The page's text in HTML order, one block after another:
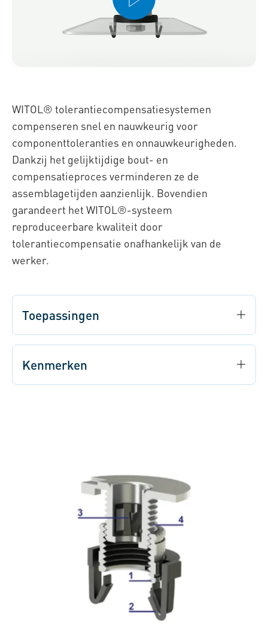
WITOL® tolerantiecompensatiesystemen
compenseren snel en nauwkeurig voor
componenttoleranties en onnauwkeurigheden.
Dankzij het gelijktijdige bout- en
compensatieproces verminderen ze de
assemblagetijden aanzienlijk. Bovendien
garandeert het WITOL®-systeem
reproduceerbare kwaliteit door
tolerantiecompensatie onafhankelijk van de
werker.
Toepassingen
Kenmerken